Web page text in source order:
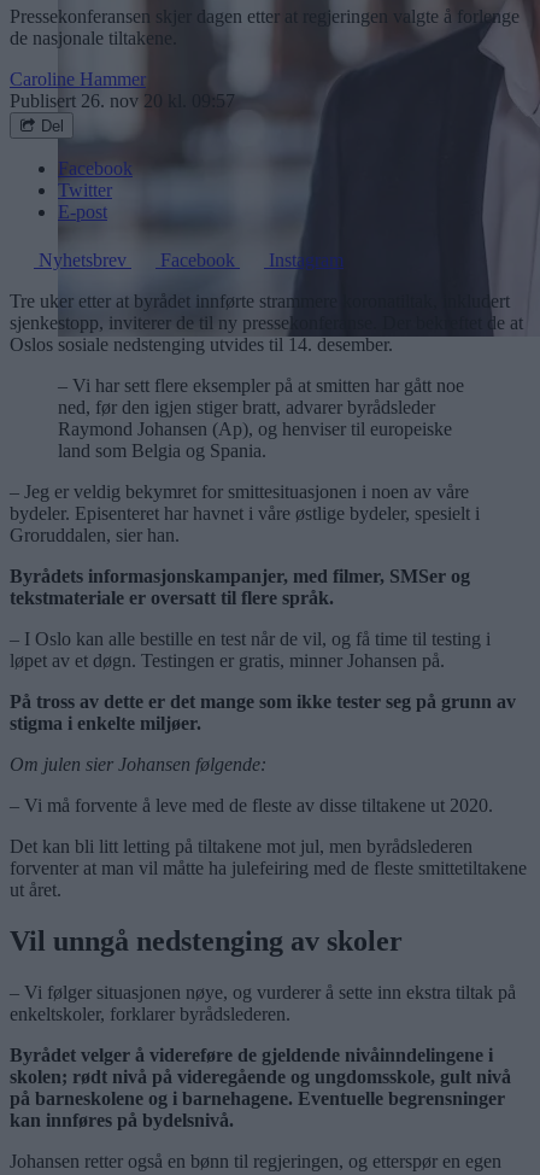
Pressekonferansen skjer dagen etter at regjeringen valgte å forlenge
de nasjonale tiltakene.
Caroline Hammer
Publisert 26. nov 20 kl. 09:57
Del
Facebook
Twitter
E-post
Nyhetsbrev Facebook
Instagram
Tre uker etter at byrådet innførte strammere koronatiltak, inkludert
sjenkestopp, inviterer de til ny pressekonferanse. Der bekreftet de at
Oslos sosiale nedstenging utvides til 14. desember.
– Vi har sett flere eksempler på at smitten har gått noe
ned, før den igjen stiger bratt, advarer byrådsleder
Raymond Johansen (Ap), og henviser til europeiske
land som Belgia og Spania.
– Jeg er veldig bekymret for smittesituasjonen i noen av våre
bydeler. Episenteret har havnet i våre østlige bydeler, spesielt i
Groruddalen, sier han.
Byrådets informasjonskampanjer, med filmer, SMSer og
tekstmateriale er oversatt til flere språk.
– I Oslo kan alle bestille en test når de vil, og få time til testing i
løpet av et døgn. Testingen er gratis, minner Johansen på.
På tross av dette er det mange som ikke tester seg på grunn av
stigma i enkelte miljøer.
Om julen sier Johansen følgende:
– Vi må forvente å leve med de fleste av disse tiltakene ut 2020.
Det kan bli litt letting på tiltakene mot jul, men byrådslederen
forventer at man vil måtte ha julefeiring med de fleste smittetiltakene
ut året.
Vil unngå nedstenging av skoler
– Vi følger situasjonen nøye, og vurderer å sette inn ekstra tiltak på
enkeltskoler, forklarer byrådslederen.
Byrådet velger å videreføre de gjeldende nivåinndelingene i
skolen; rødt nivå på videregående og ungdomsskole, gult nivå
på barneskolene og i barnehagene. Eventuelle begrensninger
kan innføres på bydelsnivå.
Johansen retter også en bønn til regjeringen, og etterspør en egen